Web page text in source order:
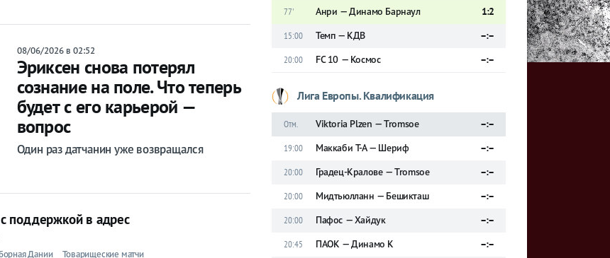
08/06/2026 в 02:52
Эриксен снова потерял
сознание на поле. Что теперь
будет с его карьерой —
вопрос
Один раз датчанин уже возвращался
поддержкой в адрес
Дании
Товарищеские матчи
77' Анри — Динамо Барнаул 1:2
15:00 Темп — КДВ –:–
20:00 FC 10 — Космос –:–
Лига Европы. Квалификация
Отм. Viktoria Plzen — Tromsoe –:–
19:00 Маккаби Т-А — Шериф –:–
20:00 Градец-Кралове — Tromsoe –:–
20:00 Мидтьюлланн — Бешикташ –:–
20:00 Пафос — Хайдук –:–
20:45 ПАОК — Динамо К –:–